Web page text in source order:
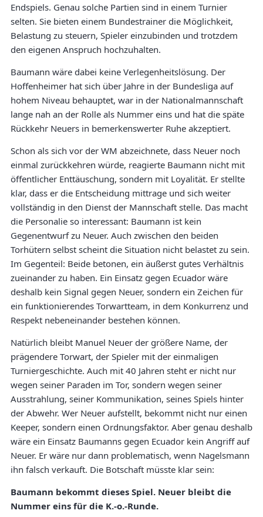
Endspiels. Genau solche Partien sind in einem Turnier
selten. Sie bieten einem Bundestrainer die Möglichkeit,
Belastung zu steuern, Spieler einzubinden und trotzdem
den eigenen Anspruch hochzuhalten.
Baumann wäre dabei keine Verlegenheitslösung. Der
Hoffenheimer hat sich über Jahre in der Bundesliga auf
hohem Niveau behauptet, war in der Nationalmannschaft
lange nah an der Rolle als Nummer eins und hat die späte
Rückkehr Neuers in bemerkenswerter Ruhe akzeptiert.
Schon als sich vor der WM abzeichnete, dass Neuer noch
einmal zurückkehren würde, reagierte Baumann nicht mit
öffentlicher Enttäuschung, sondern mit Loyalität. Er stellte
klar, dass er die Entscheidung mittrage und sich weiter
vollständig in den Dienst der Mannschaft stelle. Das macht
die Personalie so interessant: Baumann ist kein
Gegenentwurf zu Neuer. Auch zwischen den beiden
Torhütern selbst scheint die Situation nicht belastet zu sein.
Im Gegenteil: Beide betonen, ein äußerst gutes Verhältnis
zueinander zu haben. Ein Einsatz gegen Ecuador wäre
deshalb kein Signal gegen Neuer, sondern ein Zeichen für
ein funktionierendes Torwartteam, in dem Konkurrenz und
Respekt nebeneinander bestehen können.
Natürlich bleibt Manuel Neuer der größere Name, der
prägendere Torwart, der Spieler mit der einmaligen
Turniergeschichte. Auch mit 40 Jahren steht er nicht nur
wegen seiner Paraden im Tor, sondern wegen seiner
Ausstrahlung, seiner Kommunikation, seines Spiels hinter
der Abwehr. Wer Neuer aufstellt, bekommt nicht nur einen
Keeper, sondern einen Ordnungsfaktor. Aber genau deshalb
wäre ein Einsatz Baumanns gegen Ecuador kein Angriff auf
Neuer. Er wäre nur dann problematisch, wenn Nagelsmann
ihn falsch verkauft. Die Botschaft müsste klar sein:
Baumann bekommt dieses Spiel. Neuer bleibt die
Nummer eins für die K.-o.-Runde.